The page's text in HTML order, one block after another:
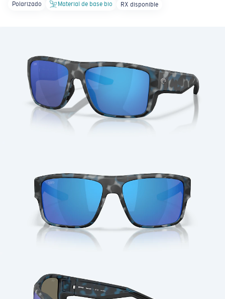
Precio: Sin cargo
Cantidad:
Polarizado Material de base bio RX disponible